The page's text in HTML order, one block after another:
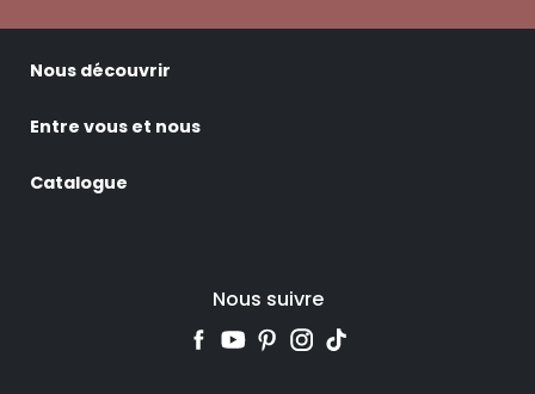
Nous découvrir
Entre vous et nous
Catalogue
Nous suivre